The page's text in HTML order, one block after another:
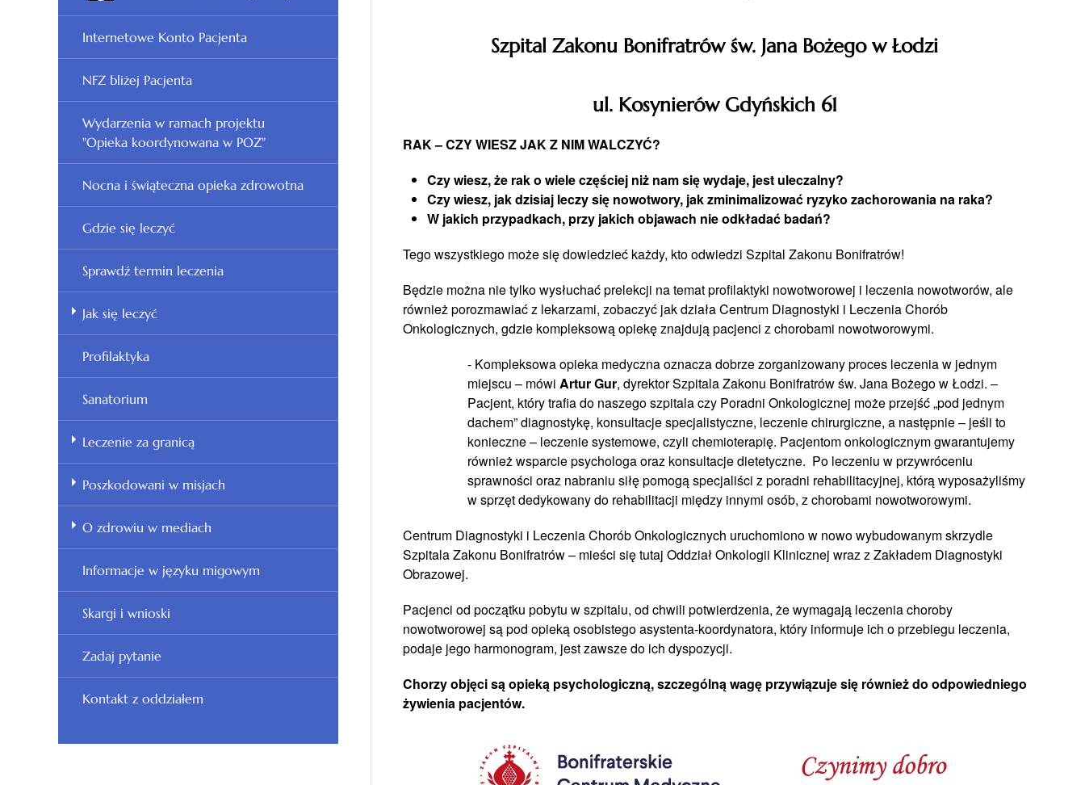
Szpital Zakonu Bonifratrów św. Jana Bożego w Łodzi
ul. Kosynierów Gdyńskich 61
RAK – CZY WIESZ JAK Z NIM WALCZYĆ?
Czy wiesz, że rak o wiele częściej niż nam się wydaje, jest uleczalny?
Czy wiesz, jak dzisiaj leczy się nowotwory, jak zminimalizować ryzyko zachorowania na raka?
W jakich przypadkach, przy jakich objawach nie odkładać badań?
Tego wszystkiego może się dowiedzieć każdy, kto odwiedzi Szpital Zakonu Bonifratrów!
Będzie można nie tylko wysłuchać prelekcji na temat profilaktyki nowotworowej i leczenia nowotworów, ale
również porozmawiać z lekarzami, zobaczyć jak działa Centrum Diagnostyki i Leczenia Chorób
Onkologicznych, gdzie kompleksową opiekę znajdują pacjenci z chorobami nowotworowymi.
- Kompleksowa opieka medyczna oznacza dobrze zorganizowany proces leczenia w jednym
miejscu – mówi Artur Gur, dyrektor Szpitala Zakonu Bonifratrów św. Jana Bożego w Łodzi. –
Pacjent, który trafia do naszego szpitala czy Poradni Onkologicznej może przejść „pod jednym
dachem” diagnostykę, konsultacje specjalistyczne, leczenie chirurgiczne, a następnie – jeśli to
konieczne – leczenie systemowe, czyli chemioterapię. Pacjentom onkologicznym gwarantujemy
również wsparcie psychologa oraz konsultacje dietetyczne. Po leczeniu w przywróceniu
sprawności oraz nabraniu siłę pomogą specjaliści z poradni rehabilitacyjnej, którą wyposażyliśmy
w sprzęt dedykowany do rehabilitacji między innymi osób, z chorobami nowotworowymi.
Centrum Diagnostyki i Leczenia Chorób Onkologicznych uruchomiono w nowo wybudowanym skrzydle
Szpitala Zakonu Bonifratrów – mieści się tutaj Oddział Onkologii Klinicznej wraz z Zakładem Diagnostyki
Obrazowej.
Pacjenci od początku pobytu w szpitalu, od chwili potwierdzenia, że wymagają leczenia choroby
nowotworowej są pod opieką osobistego asystenta-koordynatora, który informuje ich o przebiegu leczenia,
podaje jego harmonogram, jest zawsze do ich dyspozycji.
Chorzy objęci są opieką psychologiczną, szczególną wagę przywiązuje się również do odpowiedniego
żywienia pacjentów.
Internetowe Konto Pacjenta
NFZ bliżej Pacjenta
Wydarzenia w ramach projektu
"Opieka koordynowana w POZ"
Nocna i świąteczna opieka zdrowotna
Gdzie się leczyć
Sprawdź termin leczenia
Jak się leczyć
Profilaktyka
Sanatorium
Leczenie za granicą
Poszkodowani w misjach
O zdrowiu w mediach
Informacje w języku migowym
Skargi i wnioski
Zadaj pytanie
Kontakt z oddziałem